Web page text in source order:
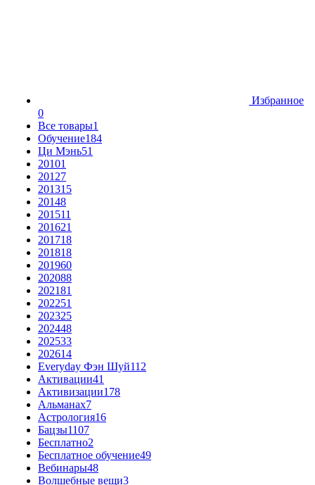
Избранное
0
Все товары1
Обучение184
Ци Мэнь51
20101
20127
201315
20148
201511
201621
201718
201818
201960
202088
202181
202251
202325
202448
202533
202614
Everyday Фэн Шуй112
Активации41
Активизации178
Альманах7
Астрология16
Бацзы1107
Бесплатно2
Бесплатное обучение49
Вебинары48
Волшебные вещи3